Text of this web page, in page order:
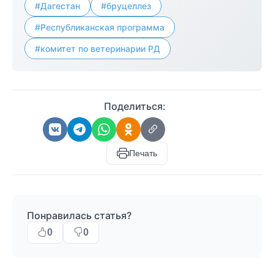
#Дагестан #бруцеллез
#Республиканская программа
#комитет по ветеринарии РД
Поделиться:
Печать
Понравилась статья?
0 0